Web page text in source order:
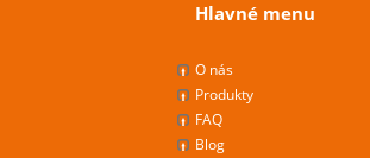
Hlavné menu
O nás
Produkty
FAQ
Blog